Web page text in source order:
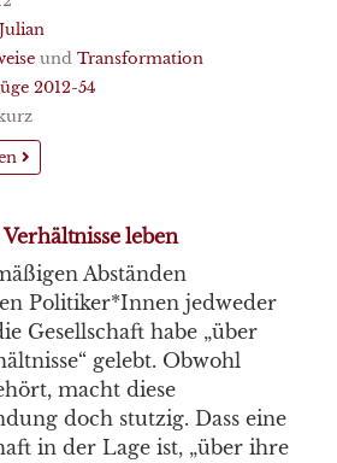
und Transformation
2012-54
leben
Abständen
Politiker*Innen jedweder
Gesellschaft habe „über
gelebt. Obwohl
macht diese
doch stutzig. Dass eine
in der Lage ist, „über ihre